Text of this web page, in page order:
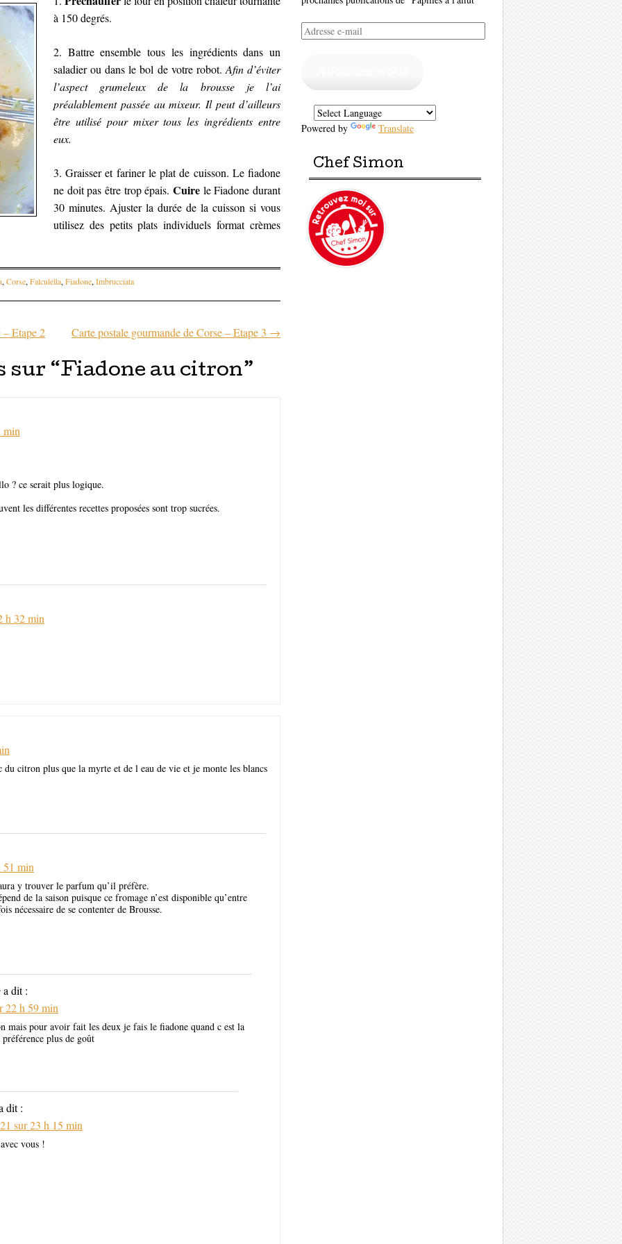
à 150 degrés.
2. Battre ensemble tous les ingrédients dans un
saladier ou dans le bol de votre robot.Afin d’éviter
l’aspect grumeleux de la brousse je l’ai
préalablement passée au mixeur. Il peut d’ailleurs
être utilisé pour mixer tous les ingrédients entre
eux.
3. Graisser et fariner le plat de cuisson. Le fiadone
ne doit pas être trop épais. Cuire le Fiadone durant
30 minutes. Ajuster la durée de la cuisson si vous
utilisez des petits plats individuels format crèmes
, Corse, Falculella, Fiadone, Imbrucciata
Etape 2 Carte postale gourmande de Corse – Etape 3 →
sur “Fiadone au citron”
min
? ce serait plus logique.
les différentes recettes proposées sont trop sucrées.
h 32 min
du citron plus que la myrte et de l eau de vie et je monte les blancs
51 min
y trouver le parfum qu’il préfère.
de la saison puisque ce fromage n’est disponible qu’entre
nécessaire de se contenter de Brousse.
a dit :
22 h 59 min
mais pour avoir fait les deux je fais le fiadone quand c est la
plus de goût
dit :
sur 23 h 15 min
vous !
Adresse
e-
Powered by Translate
Chef Simon